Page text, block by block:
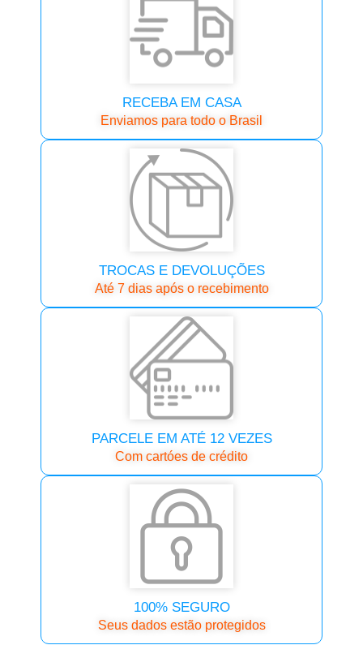
RECEBA EM CASA
Enviamos para todo o Brasil
TROCAS E DEVOLUÇÕES
Até 7 dias após o recebimento
PARCELE EM ATÉ 12 VEZES
Com cartóes de crédito
100% SEGURO
Seus dados estão protegidos